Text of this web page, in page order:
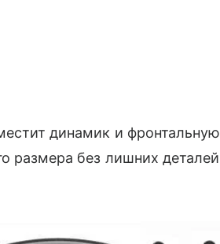
динамик и фронтальную
размера без лишних деталей